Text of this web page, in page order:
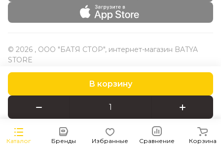
В корзину
Каталог Бренды Избранные Сравнение Корзина
© 2026 , ООО "БАТЯ СТОР", интернет-магазин BATYA
STORE
Конфиденциальность Оферта